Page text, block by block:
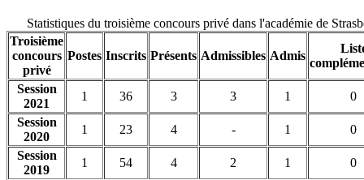
Statistiques du troisième concours privé dans l'académie de
Troisième
concours
privé
Postes Inscrits Présents Admissibles Admis
Session
2021
1 36 3 3 1
0
Session
2020
1 23 4 - 1
0
Session
2019
1 54 4 2 1
0